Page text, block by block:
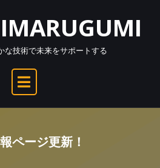
な技術で未来をサポートする
ページ更新！